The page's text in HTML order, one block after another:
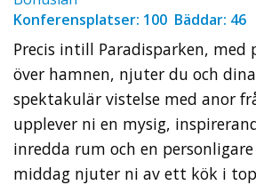
Konferensplatser: 100 Bäddar: 46
Precis intill Paradisparken,
över hamnen, njuter du och
spektakulär vistelse med anor
upplever ni en mysig,
inredda rum och en personligare
middag njuter ni av ett kök i